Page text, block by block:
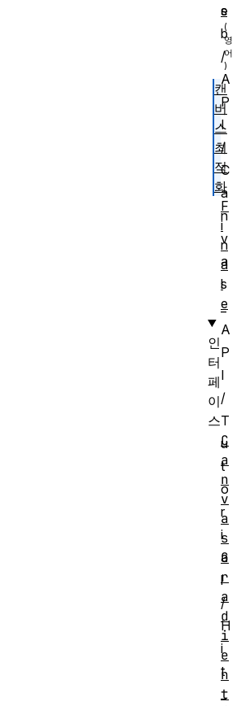
e
b
/
A
P
I
/
C
a
n
v
a
s
_
A
P
I
/
T
u
t
o
r
i
a
l
/
H
i
t
_
s
캔
버
스
최
적
화
F
i
n
a
l
e
인
터
페
이
스
C
a
n
v
a
s
G
r
a
d
i
e
n
t